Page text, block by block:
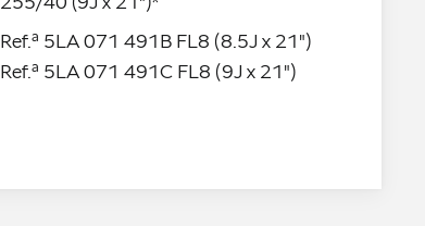
Ref.ª 5LA 071 491B FL8 (8.5J x 21")
Ref.ª 5LA 071 491C FL8 (9J x 21")